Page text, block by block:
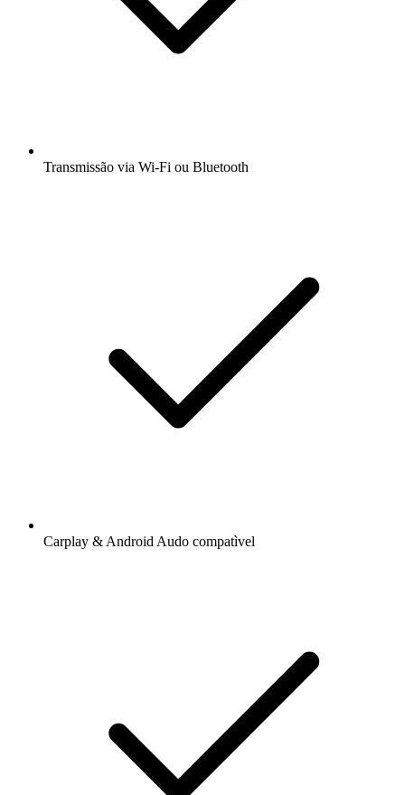
Transmissão via Wi-Fi ou Bluetooth
Carplay & Android Audo compatìvel